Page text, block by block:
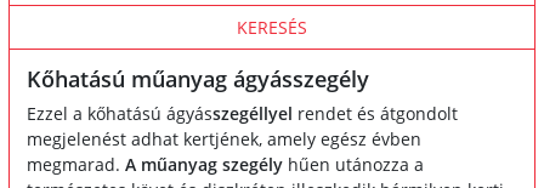
KERESÉS
Kőhatású műanyag ágyásszegély
Ezzel a kőhatású ágyásszegéllyel rendet és átgondolt
megjelenést adhat kertjének, amely egész évben
megmarad. A műanyag szegély hűen utánozza a